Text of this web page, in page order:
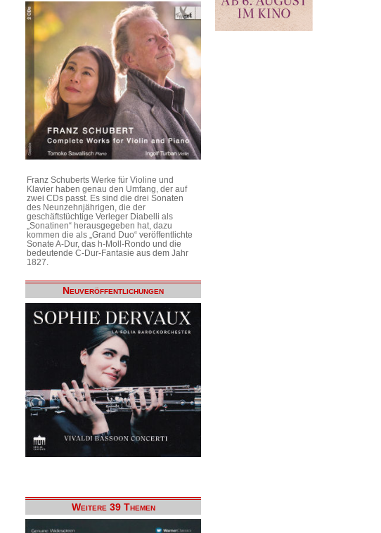
Franz Schuberts Werke für Violine und
Klavier haben genau den Umfang, der auf
zwei CDs passt. Es sind die drei Sonaten
des Neunzehnjährigen, die der
geschäftstüchtige Verleger Diabelli als
„Sonatinen“ herausgegeben hat, dazu
kommen die als „Grand Duo“ veröffentlichte
Sonate A-Dur, das h-Moll-Rondo und die
bedeutende C-Dur-Fantasie aus dem Jahr
1827.
Neuveröffentlichungen
Weitere 39 Themen